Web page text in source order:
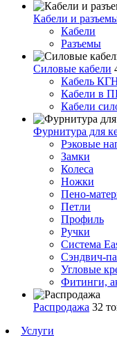
Кабели и
Кабели
Разъемы
Силовые кабели
Кабель
Кабели в
Кабели
Фурнитура для
Рэковые
Замки
Колеса
Ножки
Пено-
Петли
Профиль
Ручки
Система
Сэндвич-
Угловые
Фитинги,
Распродажа 32
Услуги